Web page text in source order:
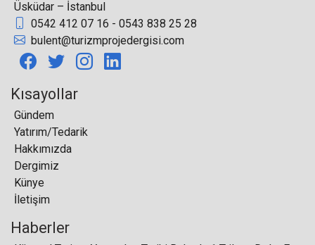
Lara Barut Collection Sürdürülebilir Turizmde
Öncülüğünü Sürdürüyor
THY'nin 10 aylık trafik verilerini açıklandı
Üsküdar – İstanbul
0542 412 07 16 - 0543 838 25 28
bulent@turizmprojedergisi.com
Kısayollar
Gündem
Yatırım/Tedarik
Hakkımızda
Dergimiz
Künye
İletişim
Haberler